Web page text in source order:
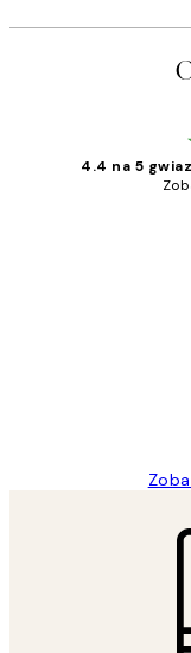
4.4 na 5